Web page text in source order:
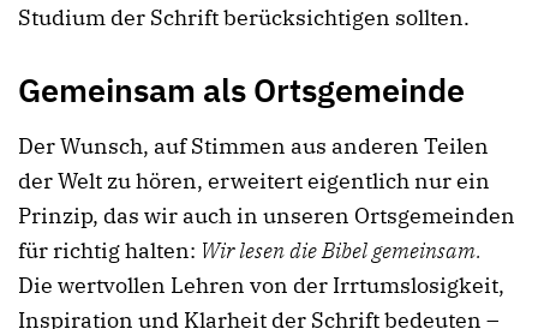
Studium der Schrift berücksichtigen sollten.
Gemeinsam als Ortsgemeinde
Der Wunsch, auf Stimmen aus anderen Teilen
der Welt zu hören, erweitert eigentlich nur ein
Prinzip, das wir auch in unseren Ortsgemeinden
für richtig halten: Wir lesen die Bibel gemeinsam.
Die wertvollen Lehren von der Irrtumslosigkeit,
Inspiration und Klarheit der Schrift bedeuten –